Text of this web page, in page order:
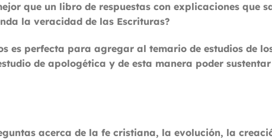
que un libro de respuestas con explicaciones que
la veracidad de las Escrituras?
es perfecta para agregar al temario de estudios de
de apologética y de esta manera poder
acerca de la fe cristiana, la evolución, la